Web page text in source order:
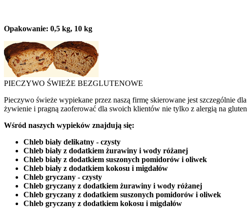
Opakowanie: 0,5 kg, 10 kg
PIECZYWO ŚWIEŻE BEZGLUTENOWE
Pieczywo świeże wypiekane przez naszą firmę skierowane jest szczególnie
żywienie i pragną zaoferować dla swoich klientów nie tylko z alergią na
Wśród naszych wypieków znajdują się:
Chleb biały delikatny - czysty
Chleb biały z dodatkiem żurawiny i wody różanej
Chleb biały z dodatkiem suszonych pomidorów i oliwek
Chleb biały z dodatkiem kokosu i migdałów
Chleb gryczany - czysty
Chleb gryczany z dodatkiem żurawiny i wody różanej
Chleb gryczany z dodatkiem suszonych pomidorów i oliwek
Chleb gryczany z dodatkiem kokosu i migdałów